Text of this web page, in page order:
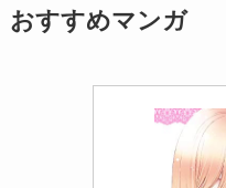
おすすめマンガ